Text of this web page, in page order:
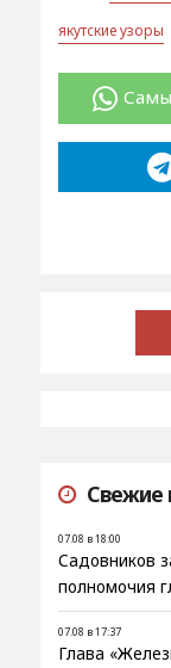
якутские узоры
Свежие
07.08 в 18:00
Садовников
полномочия
07.08 в 17:37
Глава